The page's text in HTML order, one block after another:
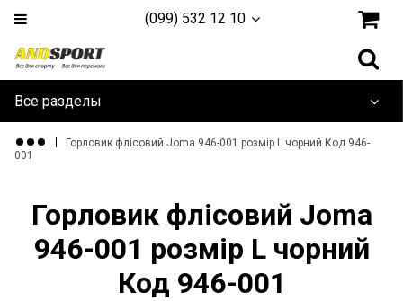
(099) 532 12 10
Все разделы
Дайвинг и плавание
Туризм и активный отдых
Горловик флісовий Joma 946-001 розмір L чорний Код 946-
001
Горловик флісовий Joma
946-001 розмір L чорний
Код 946-001